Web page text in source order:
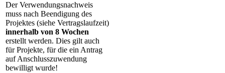
Der Verwendungsnachweis
muss nach Beendigung des
Projektes (siehe Vertragslaufzeit)
innerhalb von 8 Wochen
erstellt werden. Dies gilt auch
für Projekte, für die ein Antrag
auf Anschlusszuwendung
bewilligt wurde!